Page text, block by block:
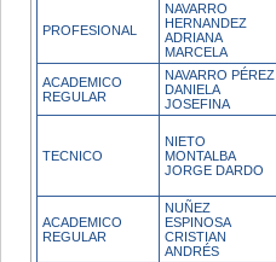
PROFESIONAL
NAVARRO
HERNANDEZ
ADRIANA
MARCELA
ACADEMICO
REGULAR
NAVARRO PÉREZ
DANIELA
JOSEFINA
TECNICO
NIETO
MONTALBA
JORGE DARDO
ACADEMICO
REGULAR
NUÑEZ
ESPINOSA
CRISTIAN
ANDRÉS